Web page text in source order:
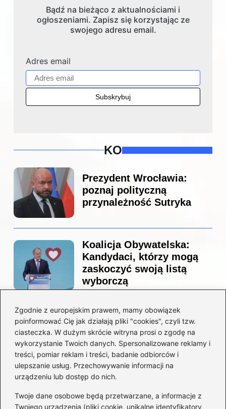
Zgodnie z europejskim prawem, mamy obowiązek
poinformować Cię jak działają pliki "cookies", czyli tzw.
ciasteczka. W dużym skrócie witryna prosi o zgodę na
wykorzystanie Twoich danych. Spersonalizowane reklamy i
treści, pomiar reklam i treści, badanie odbiorców i
ulepszanie usług. Przechowywanie informacji na
urządzeniu lub dostęp do nich.
Twoje dane osobowe będą przetwarzane, a informacje z
Twojego urządzenia (pliki cookie, unikalne identyfikatory
Bądź na bieżąco z aktualnościami i
ogłoszeniami. Zapisz się korzystając ze
swojego adresu email.
Adres email
KO
Prezydent Wrocławia:
poznaj polityczną
przynależność Sutryka
Koalicja Obywatelska:
Kandydaci, którzy mogą
zaskoczyć swoją listą
wyborczą
Co naprawdę sprzedał
Tusk? Zaskakujące kulisy
wyprzedaży spółek
państwowych
Borys Budka: odkryj kulisy